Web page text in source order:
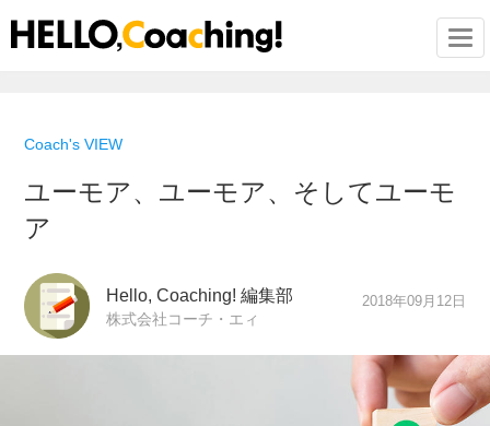
Coach's VIEW
ユーモア、ユーモア、そしてユーモ
ア
Hello, Coaching! 編集部
株式会社コーチ・エィ
2018年09月12日